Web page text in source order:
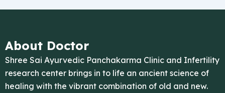
About Doctor
Shree Sai Ayurvedic Panchakarma Clinic and Infertility
research center brings in to life an ancient science of
healing with the vibrant combination of old and new.